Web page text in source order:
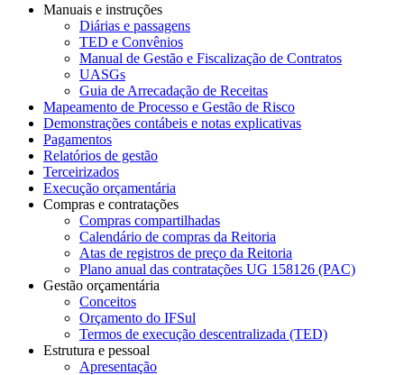
Manuais e instruções
Diárias e passagens
TED e Convênios
Manual de Gestão e Fiscalização de Contratos
UASGs
Guia de Arrecadação de Receitas
Mapeamento de Processo e Gestão de Risco
Demonstrações contábeis e notas explicativas
Pagamentos
Relatórios de gestão
Terceirizados
Execução orçamentária
Compras e contratações
Compras compartilhadas
Calendário de compras da Reitoria
Atas de registros de preço da Reitoria
Plano anual das contratações UG 158126 (PAC)
Gestão orçamentária
Conceitos
Orçamento do IFSul
Termos de execução descentralizada (TED)
Estrutura e pessoal
Apresentação